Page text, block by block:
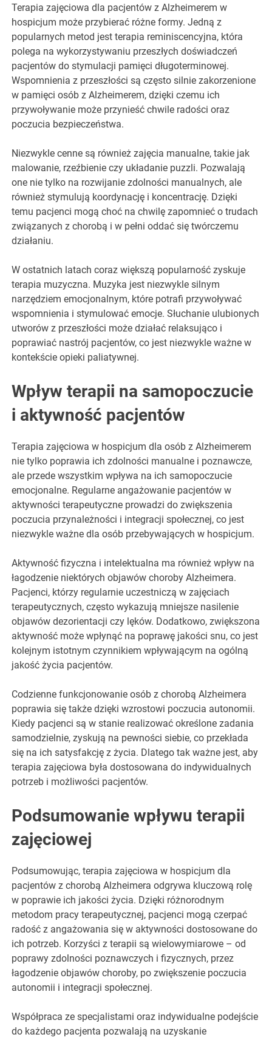
Terapia zajęciowa dla pacjentów z Alzheimerem w
hospicjum może przybierać różne formy. Jedną z
popularnych metod jest terapia reminiscencyjna, która
polega na wykorzystywaniu przeszłych doświadczeń
pacjentów do stymulacji pamięci długoterminowej.
Wspomnienia z przeszłości są często silnie zakorzenione
w pamięci osób z Alzheimerem, dzięki czemu ich
przywoływanie może przynieść chwile radości oraz
poczucia bezpieczeństwa.
Niezwykle cenne są również zajęcia manualne, takie jak
malowanie, rzeźbienie czy układanie puzzli. Pozwalają
one nie tylko na rozwijanie zdolności manualnych, ale
również stymulują koordynację i koncentrację. Dzięki
temu pacjenci mogą choć na chwilę zapomnieć o trudach
związanych z chorobą i w pełni oddać się twórczemu
działaniu.
W ostatnich latach coraz większą popularność zyskuje
terapia muzyczna. Muzyka jest niezwykle silnym
narzędziem emocjonalnym, które potrafi przywoływać
wspomnienia i stymulować emocje. Słuchanie ulubionych
utworów z przeszłości może działać relaksująco i
poprawiać nastrój pacjentów, co jest niezwykle ważne w
kontekście opieki paliatywnej.
Wpływ terapii na samopoczucie
i aktywność pacjentów
Terapia zajęciowa w hospicjum dla osób z Alzheimerem
nie tylko poprawia ich zdolności manualne i poznawcze,
ale przede wszystkim wpływa na ich samopoczucie
emocjonalne. Regularne angażowanie pacjentów w
aktywności terapeutyczne prowadzi do zwiększenia
poczucia przynależności i integracji społecznej, co jest
niezwykle ważne dla osób przebywających w hospicjum.
Aktywność fizyczna i intelektualna ma również wpływ na
łagodzenie niektórych objawów choroby Alzheimera.
Pacjenci, którzy regularnie uczestniczą w zajęciach
terapeutycznych, często wykazują mniejsze nasilenie
objawów dezorientacji czy lęków. Dodatkowo, zwiększona
aktywność może wpłynąć na poprawę jakości snu, co jest
kolejnym istotnym czynnikiem wpływającym na ogólną
jakość życia pacjentów.
Codzienne funkcjonowanie osób z chorobą Alzheimera
poprawia się także dzięki wzrostowi poczucia autonomii.
Kiedy pacjenci są w stanie realizować określone zadania
samodzielnie, zyskują na pewności siebie, co przekłada
się na ich satysfakcję z życia. Dlatego tak ważne jest, aby
terapia zajęciowa była dostosowana do indywidualnych
potrzeb i możliwości pacjentów.
Podsumowanie wpływu terapii
zajęciowej
Podsumowując, terapia zajęciowa w hospicjum dla
pacjentów z chorobą Alzheimera odgrywa kluczową rolę
w poprawie ich jakości życia. Dzięki różnorodnym
metodom pracy terapeutycznej, pacjenci mogą czerpać
radość z angażowania się w aktywności dostosowane do
ich potrzeb. Korzyści z terapii są wielowymiarowe – od
poprawy zdolności poznawczych i fizycznych, przez
łagodzenie objawów choroby, po zwiększenie poczucia
autonomii i integracji społecznej.
Współpraca ze specjalistami oraz indywidualne podejście
do każdego pacjenta pozwalają na uzyskanie